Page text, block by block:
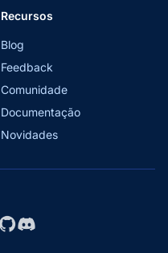
Recursos
Blog
Feedback
Comunidade
Documentação
Novidades